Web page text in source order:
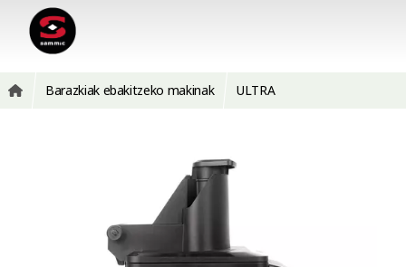
Barazkiak ebakitzeko makinak ULTRA